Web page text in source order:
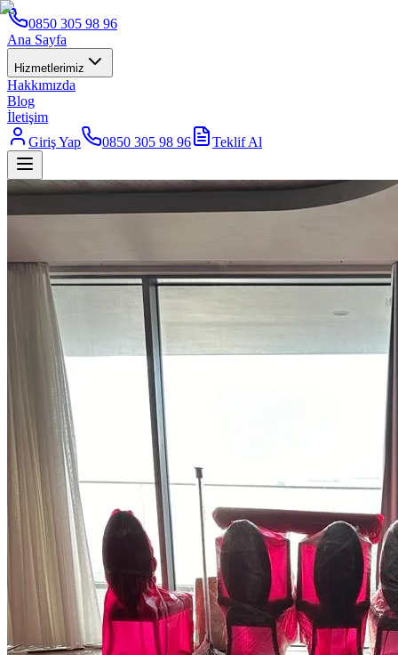
0850 305 98 96
Ana Sayfa
Hizmetlerimiz
Hakkımızda
Blog
İletişim
Giriş Yap
0850 305 98 96 Teklif Al